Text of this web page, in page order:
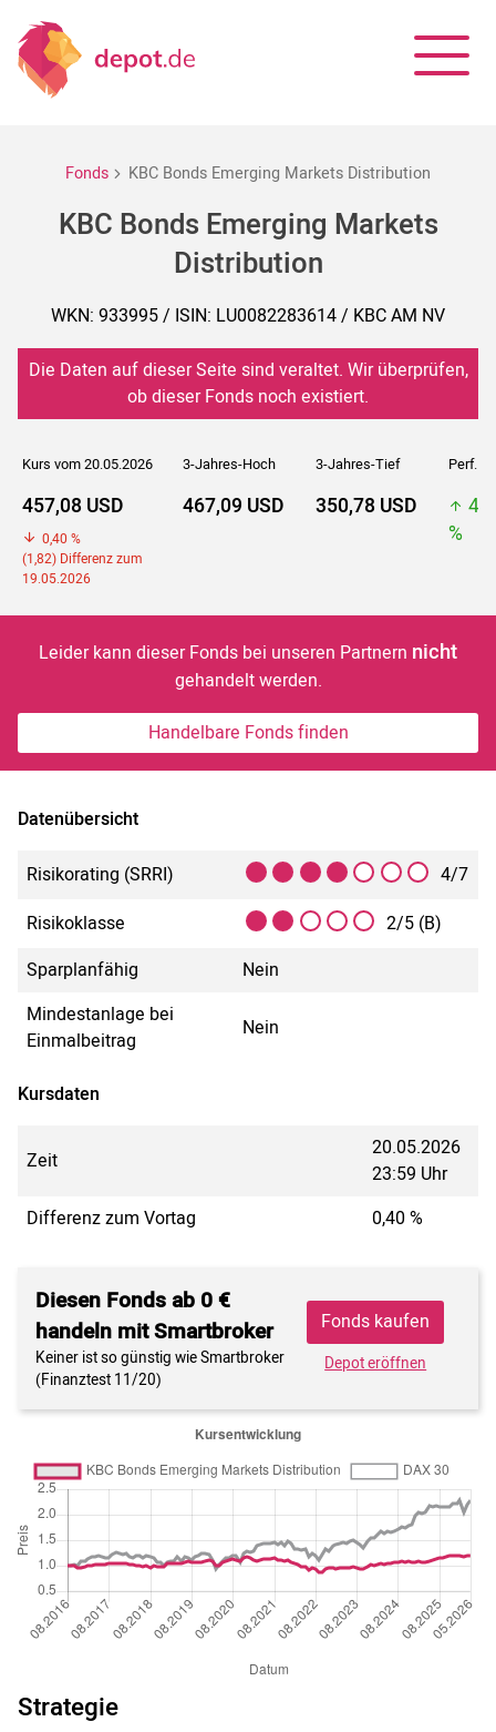
Fonds KBC Bonds Emerging Markets Distribution
KBC Bonds Emerging Markets
Distribution
WKN: 933995 / ISIN: LU0082283614 / KBC AM NV
Die Daten auf dieser Seite sind veraltet. Wir überprüfen,
ob dieser Fonds noch existiert.
Kurs vom 20.05.2026 3-Jahres-Hoch 3-Jahres-Tief Perf. 5J
457,08 USD
0,40 %
(1,82) Differenz zum
19.05.2026
467,09 USD 350,78 USD
%
Leider kann dieser Fonds bei unseren Partnern nicht
gehandelt werden.
Handelbare Fonds finden
Datenübersicht
Risikorating (SRRI)
4/7
Risikoklasse
2/5 (B)
Sparplanfähig
Nein
Mindestanlage bei
Einmalbeitrag
Nein
Kursdaten
Zeit
20.05.2026
23:59 Uhr
Differenz zum Vortag
0,40 %
Diesen Fonds ab 0 €
handeln mit Smartbroker
Keiner ist so günstig wie Smartbroker
(Finanztest 11/20)
Fonds kaufen
Depot eröffnen
Strategie